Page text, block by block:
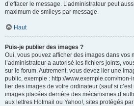
d’effacer le message. L’administrateur peut
maximum de smileys par message.
Haut
Puis-je publier des images ?
Oui, vous pouvez afficher des images dans vos
l’administrateur a autorisé les fichiers joints,
sur le forum. Autrement, vous devez lier une
public, exemple : http://www.exemple.com/
lier des images de votre ordinateur (sauf si
images placées derrière des mécanismes
aux lettres Hotmail ou Yahoo!, sites protégés